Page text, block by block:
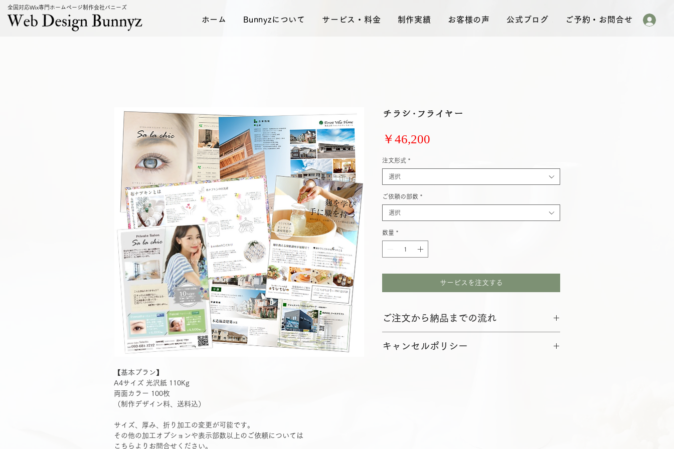
全国対応Wix専門ホームページ制作会社バニーズ
ホーム Bunnyzについて サービス・料金 制作実績 お客様の声 公式ブログ ご予約・お問合せ
【基本プラン】
A4サイズ 光沢紙 110Kg
両面カラー 100枚
（制作デザイン料、送料込）
サイズ、厚み、折り加工の変更が可能です。
その他の加工オプションや表示部数以上のご依頼については
こちら よりお問合せください。
チラシ・フライヤー
￥46,200
注文形式 *
選択
ご依頼の部数 *
選択
数量 *
サービスを注文する
ご注文から納品までの流れ
② デザイン打合せ（オンライン）
キャンセルポリシー